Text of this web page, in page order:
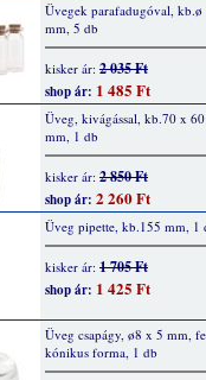
Üvegek parafadugóval,
mm, 5 db
kisker ár: 2 035 Ft
shop ár: 1 485 Ft
Üveg, kivágással, kb.70 x
mm, 1 db
kisker ár: 2 850 Ft
shop ár: 2 260 Ft
Üveg pipette, kb.155 mm, 1
kisker ár: 1 705 Ft
shop ár: 1 425 Ft
Üveg csapágy, ø8 x 5 mm,
kónikus forma, 1 db